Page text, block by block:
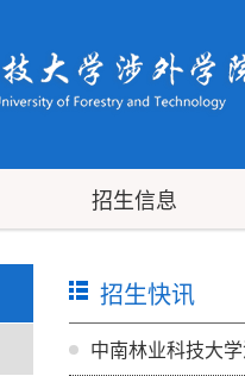
招生信息
招生快讯
中南林业科技大